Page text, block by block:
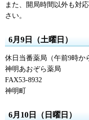
また、開局時間以外も対
さい。
6月9日（土曜日）
休日当番薬局（午前9時か
神明あおぞら薬局
FAX53-8932
神明町
6月10日（日曜日）